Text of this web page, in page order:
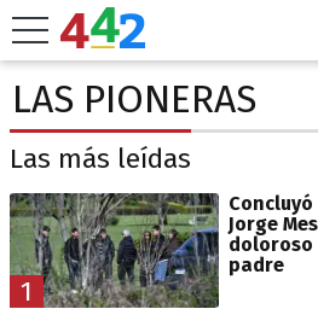
LAS PIONERAS
Las más leídas
1
Jorge
doloroso
padre